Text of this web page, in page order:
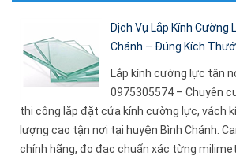
Dịch Vụ Lắp Kính Cường
Chánh – Đúng Kích
Lắp kính cường lực tận
0975305574 – Chuyên
thi công lắp đặt cửa kính cường lực, vách
lượng cao tận nơi tại huyện Bình Chánh.
chính hãng, đo đạc chuẩn xác từng